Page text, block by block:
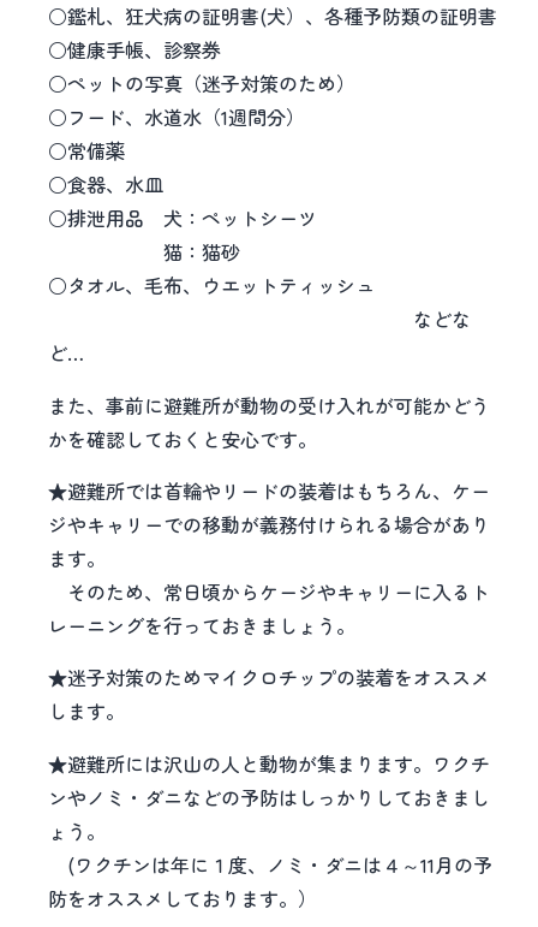
○鑑札、狂犬病の証明書(犬）、各種予防類の証明書
○健康手帳、診察券
○ペットの写真（迷子対策のため）
○フード、水道水（1週間分）
○常備薬
○食器、水皿
○排泄用品 犬：ペットシーツ
猫：猫砂
○タオル、毛布、ウエットティッシュ
などな
ど…
また、事前に避難所が動物の受け入れが可能かどう
かを確認しておくと安心です。
★避難所では首輪やリードの装着はもちろん、ケー
ジやキャリーでの移動が義務付けられる場合があり
ます。
そのため、常日頃からケージやキャリーに入るト
レーニングを行っておきましょう。
★迷子対策のためマイクロチップの装着をオススメ
します。
★避難所には沢山の人と動物が集まります。ワクチ
ンやノミ・ダニなどの予防はしっかりしておきまし
ょう。
(ワクチンは年に１度、ノミ・ダニは４～11月の予
防をオススメしております。）